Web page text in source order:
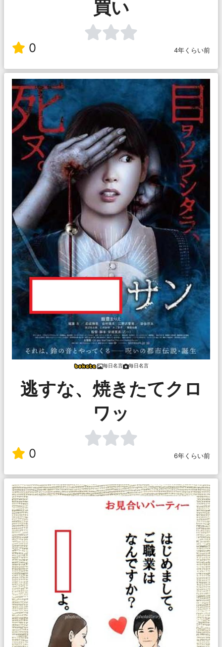
買い
0 4年くらい前
毎日名言 毎日名言
逃すな、焼きたてクロ
ワッ
0 6年くらい前